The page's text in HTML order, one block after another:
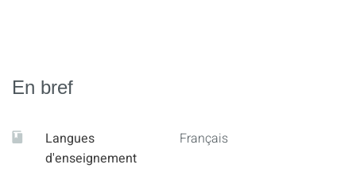
En bref
Langues
d'enseignement
Français